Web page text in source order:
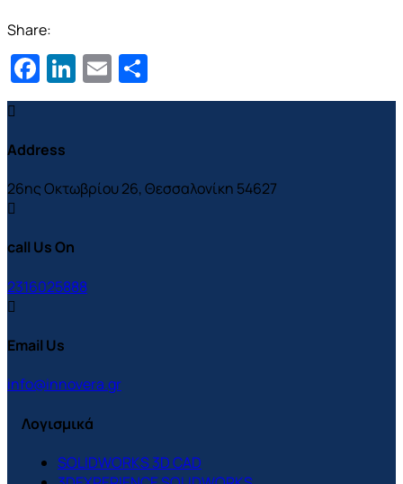
Share:
Facebook
LinkedIn
Email
Address
26ης Οκτωβρίου 26, Θεσσαλονίκη 54627
call Us On
2316025888
Email Us
info@innovera.gr
Λογισμικά
SOLIDWORKS 3D CAD